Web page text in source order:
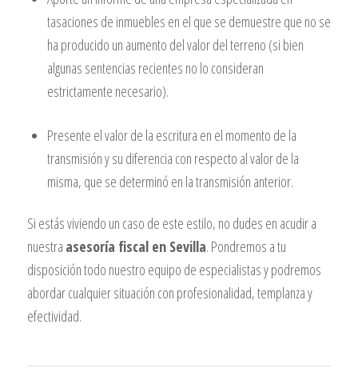
tasaciones de inmuebles en el que se demuestre que no se
ha producido un aumento del valor del terreno (si bien
algunas sentencias recientes no lo consideran
estrictamente necesario).
Presente el valor de la escritura en el momento de la
transmisión y su diferencia con respecto al valor de la
misma, que se determinó en la transmisión anterior.
Si estás viviendo un caso de este estilo, no dudes en acudir a
nuestra asesoría fiscal en Sevilla. Pondremos a tu
disposición todo nuestro equipo de especialistas y podremos
abordar cualquier situación con profesionalidad, templanza y
efectividad.